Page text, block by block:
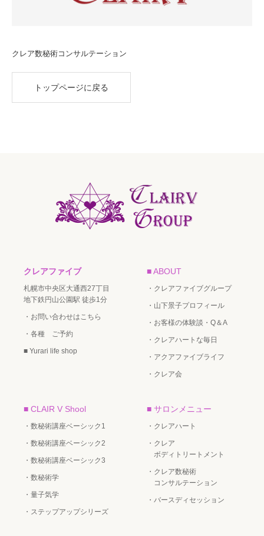
クレア数秘術コンサルテーション
トップページに戻る
クレアファイブ
札幌市中央区大通西27丁目
地下鉄円山公園駅 徒歩1分
・お問い合わせはこちら
・各種 ご予約
■ Yurari life shop
■ ABOUT
・クレアファイブグループ
・山下景子プロフィール
・お客様の体験談・Q＆A
・クレアハートな毎日
・アクアファイブライフ
・クレア会
■ CLAIR V Shool
・数秘術講座ベーシック1
・数秘術講座ベーシック2
・数秘術講座ベーシック3
・数秘術学
・量子気学
・ステップアップシリーズ
■ サロンメニュー
・クレアハート
・クレア
ボディトリートメント
・クレア数秘術
コンサルテーション
・バースディセッション